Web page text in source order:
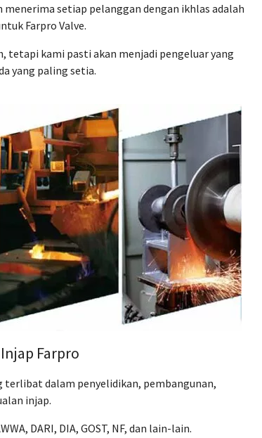
menerima setiap pelanggan dengan ikhlas adalah
Farpro Valve.
tetapi kami pasti akan menjadi pengeluar yang
yang paling setia.
Farpro
terlibat dalam penyelidikan, pembangunan,
injap.
DARI, DIA, GOST, NF, dan lain-lain.